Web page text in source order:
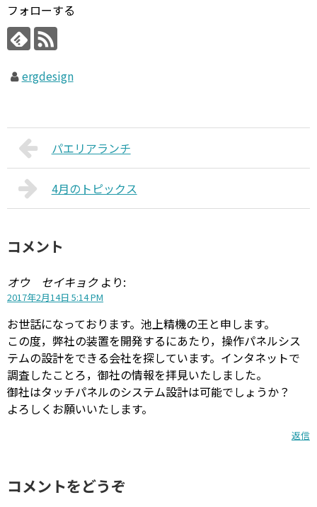
フォローする
ergdesign
パエリアランチ
4月のトピックス
コメント
オウ セイキョク より:
2017年2月14日 5:14 PM
お世話になっております。池上精機の王と申します。
この度，弊社の装置を開発するにあたり，操作パネルシス
テムの設計をできる会社を探しています。インタネットで
調査したことろ，御社の情報を拝見いたしました。
御社はタッチパネルのシステム設計は可能でしょうか？
よろしくお願いいたします。
返信
コメントをどうぞ